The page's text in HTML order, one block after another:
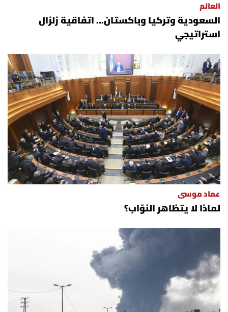
العالم
السعودية وتركيا وباكستان... اتفاقية زلزال
استراتيجي
عماد موسى
لماذا لا يتظاهر النوّاب؟